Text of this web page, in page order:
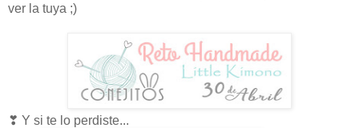
ver la tuya ;)
❣ Y si te lo perdiste...